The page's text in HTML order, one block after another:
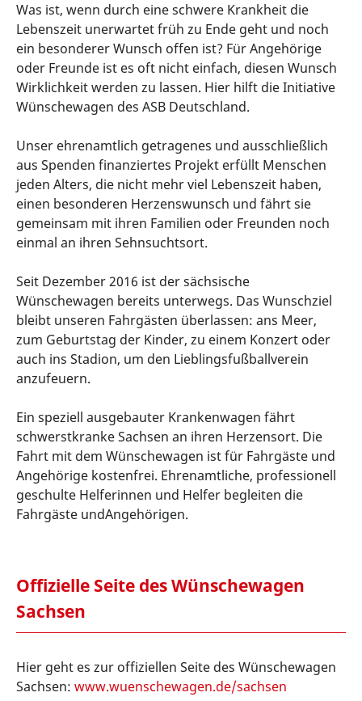
Was ist, wenn durch eine schwere Krankheit die
Lebenszeit unerwartet früh zu Ende geht und noch
ein besonderer Wunsch offen ist? Für Angehörige
oder Freunde ist es oft nicht einfach, diesen Wunsch
Wirklichkeit werden zu lassen. Hier hilft die Initiative
Wünschewagen des ASB Deutschland.
Unser ehrenamtlich getragenes und ausschließlich
aus Spenden finanziertes Projekt erfüllt Menschen
jeden Alters, die nicht mehr viel Lebenszeit haben,
einen besonderen Herzenswunsch und fährt sie
gemeinsam mit ihren Familien oder Freunden noch
einmal an ihren Sehnsuchtsort.
Seit Dezember 2016 ist der sächsische
Wünschewagen bereits unterwegs. Das Wunschziel
bleibt unseren Fahrgästen überlassen: ans Meer,
zum Geburtstag der Kinder, zu einem Konzert oder
auch ins Stadion, um den Lieblingsfußballverein
anzufeuern.
Ein speziell ausgebauter Krankenwagen fährt
schwerstkranke Sachsen an ihren Herzensort. Die
Fahrt mit dem Wünschewagen ist für Fahrgäste und
Angehörige kostenfrei. Ehrenamtliche, professionell
geschulte Helferinnen und Helfer begleiten die
Fahrgäste undAngehörigen.
Offizielle Seite des Wünschewagen
Sachsen
Hier geht es zur offiziellen Seite des Wünschewagen
Sachsen: www.wuenschewagen.de/sachsen